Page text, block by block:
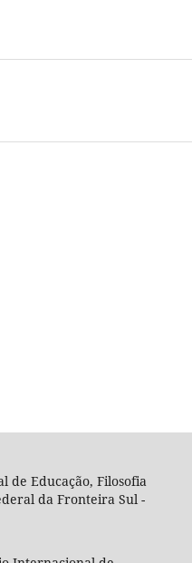
de Educação, Filosofia
da Fronteira Sul -